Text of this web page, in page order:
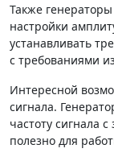
Также
настройки
устанавливать
с требованиями
Интересной
сигнала.
частоту сигнала
полезно для